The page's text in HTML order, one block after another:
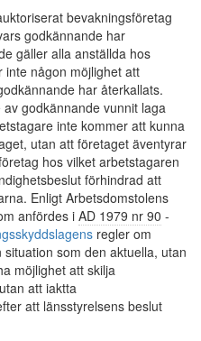
bevakningsföretag
godkännande har
gäller alla anställda hos
någon möjlighet att
har återkallats.
godkännande vunnit laga
inte kommer att kunna
utan att företaget äventyrar
hos vilket arbetstagaren
förhindrad att
Enligt Arbetsdomstolens
anfördes i AD 1979 nr 90 -
regler om
som den aktuella, utan
möjlighet att skilja
att iaktta
att länsstyrelsens beslut